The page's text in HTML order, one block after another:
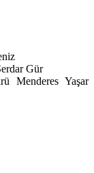
Gür
Menderes Yaşar